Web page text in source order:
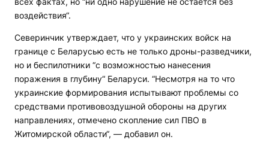
воздействия“.
Северинчик утверждает, что у украинских войск на
границе с Беларусью есть не только дроны-разведчики,
но и беспилотники “с возможностью нанесения
поражения в глубину“ Беларуси. “Несмотря на то что
украинские формирования испытывают проблемы со
средствами противовоздушной обороны на других
направлениях, отмечено скопление сил ПВО в
Житомирской области“, — добавил он.